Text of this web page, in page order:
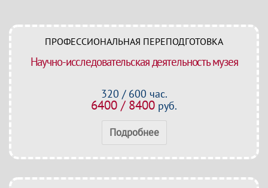
ПРОФЕССИОНАЛЬНАЯ ПЕРЕПОДГОТОВКА
Научно-исследовательская деятельность музея
320 / 600 час.
6400 / 8400 руб.
Подробнее